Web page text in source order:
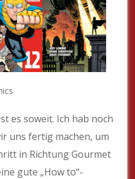
es soweit. Ich hab noch
uns fertig machen, um
in Richtung Gourmet
gute „How to“-